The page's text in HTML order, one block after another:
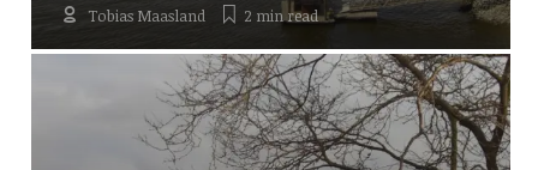
Tobias Maasland
2 minread